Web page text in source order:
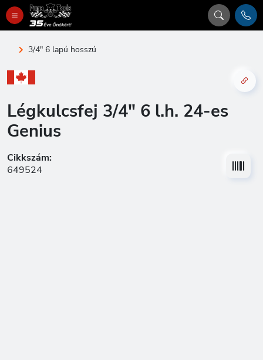
3/4" 6 lapú hosszú
Légkulcsfej 3/4" 6 l.h. 24-es
Genius
Cikkszám:
649524